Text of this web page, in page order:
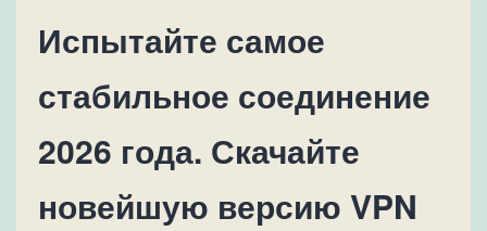
Испытайте самое
стабильное соединение
2026 года. Скачайте
новейшую версию VPN